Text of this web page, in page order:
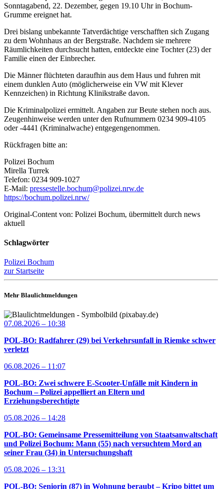
Sonntagabend, 22. Dezember, gegen 19.10 Uhr in Bochum-
Grumme ereignet hat.
Drei bislang unbekannte Tatverdächtige verschafften sich Zugang
zu dem Wohnhaus an der Bergstraße. Nachdem sie mehrere
Räumlichkeiten durchsucht hatten, entdeckte eine Tochter (23) der
Familie einen der Einbrecher.
Die Männer flüchteten daraufhin aus dem Haus und fuhren mit
einem dunklen Auto (möglicherweise ein VW mit Klever
Kennzeichen) in Richtung Klinikstraße davon.
Die Kriminalpolizei ermittelt. Angaben zur Beute stehen noch aus.
Zeugenhinweise werden unter den Rufnummern 0234 909-4105
oder -4441 (Kriminalwache) entgegengenommen.
Rückfragen bitte an:
Polizei Bochum
Mirella Turrek
Telefon: 0234 909-1027
E-Mail: pressestelle.bochum@polizei.nrw.de
https://bochum.polizei.nrw/
Original-Content von: Polizei Bochum, übermittelt durch news
aktuell
Schlagwörter
Polizei Bochum
zur Startseite
Mehr Blaulichtmeldungen
07.08.2026 – 10:38
POL-BO: Radfahrer (29) bei Verkehrsunfall in Riemke schwer
verletzt
06.08.2026 – 11:07
POL-BO: Zwei schwere E-Scooter-Unfälle mit Kindern in
Bochum – Polizei appelliert an Eltern und
Erziehungsberechtigte
05.08.2026 – 14:28
POL-BO: Gemeinsame Pressemitteilung von Staatsanwaltschaft
und Polizei Bochum: Mann (55) nach versuchtem Mord an
seiner Frau (34) in Untersuchungshaft
05.08.2026 – 13:31
POL-BO: Seniorin (87) in Wohnung beraubt – Kripo bittet um